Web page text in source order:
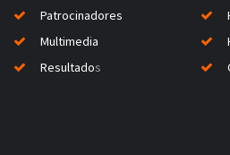
Patrocinadores
Multimedia
Resultados